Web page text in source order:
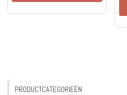
PRODUCTCATEGORIEËN